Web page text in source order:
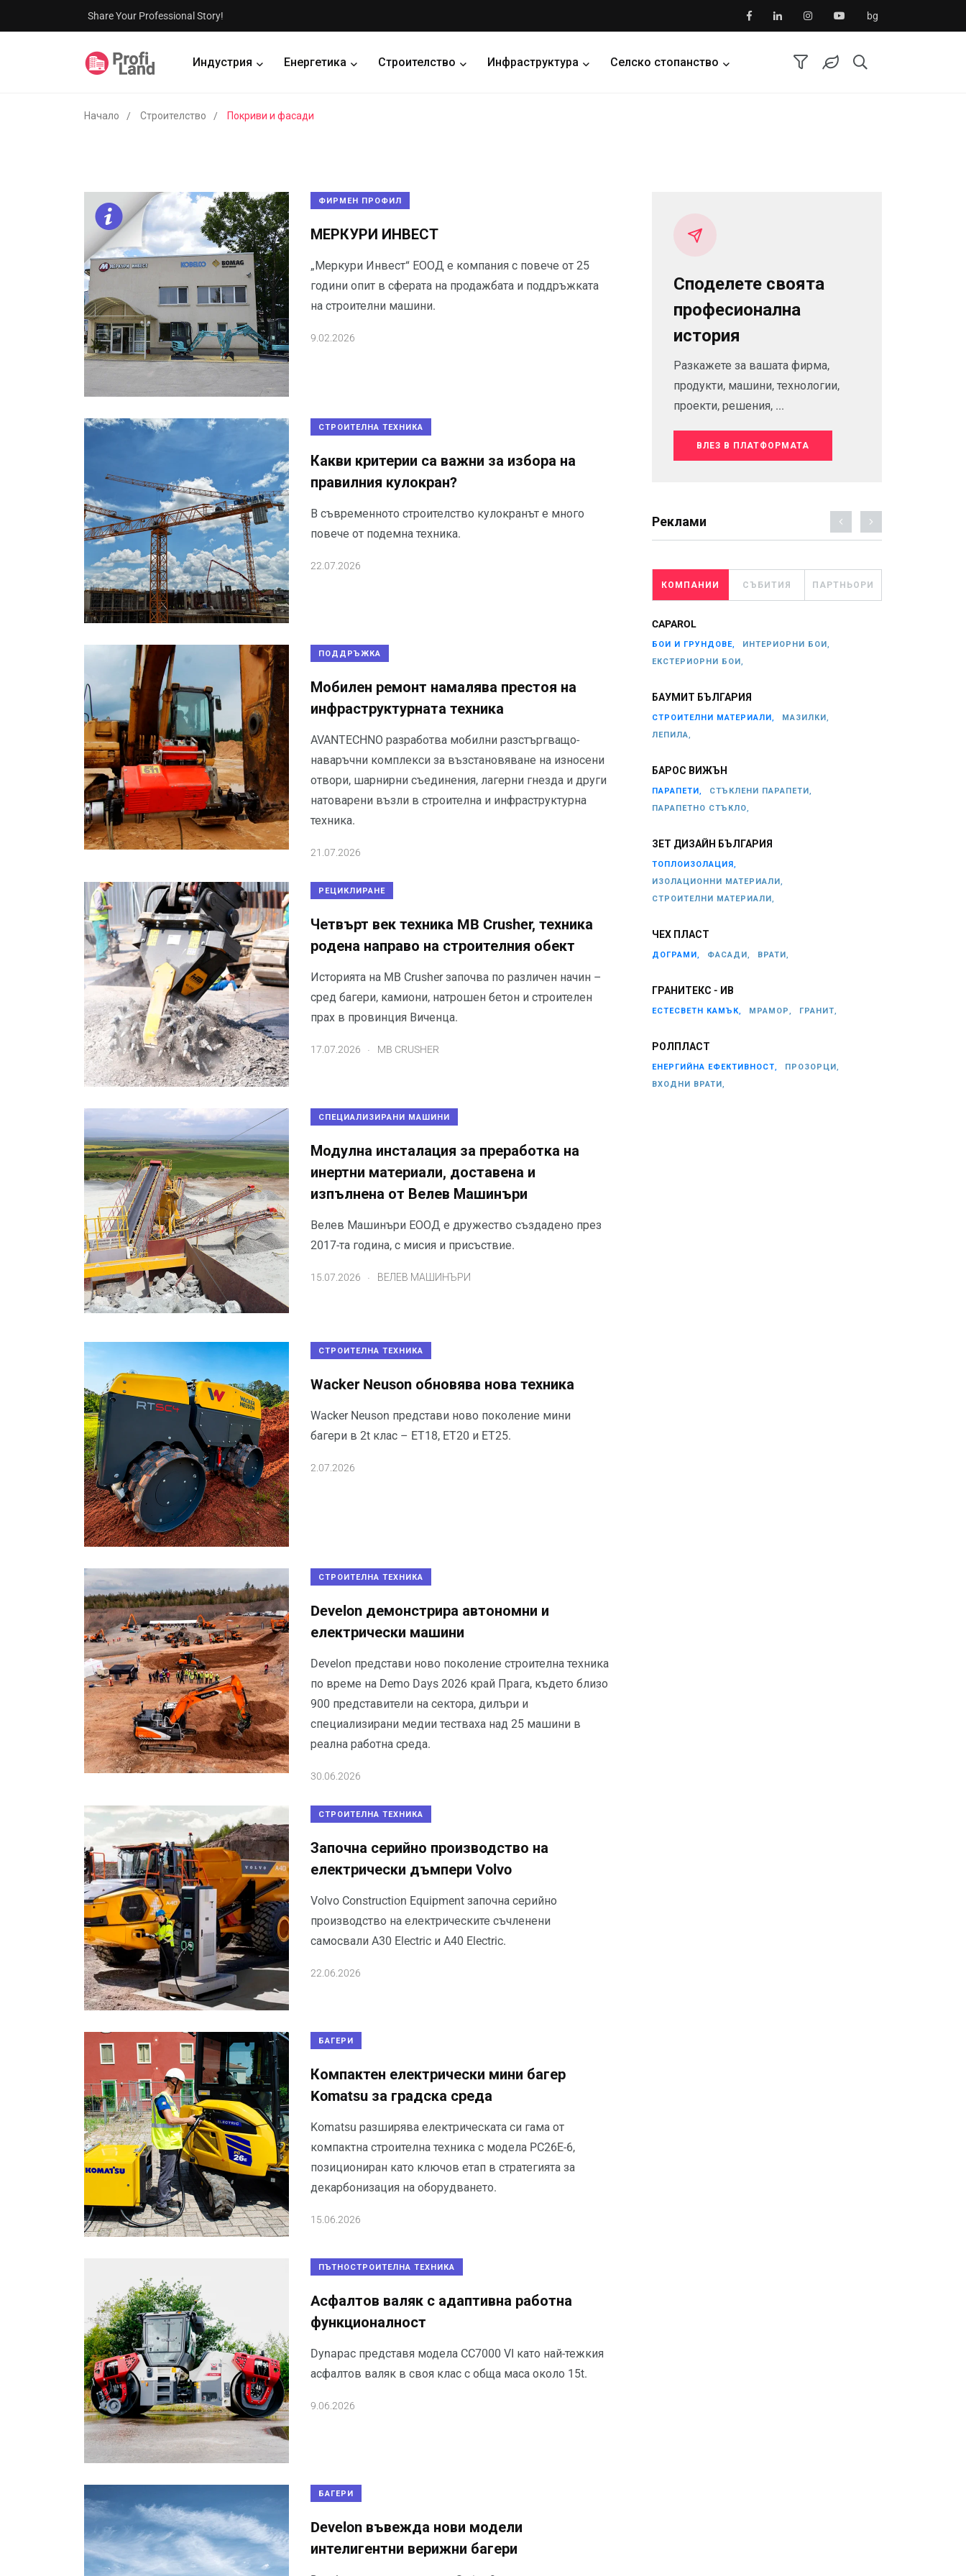
Share Your Professional Story! bg
Индустрия Енергетика Строителство Инфраструктура Селско стопанство
Начало Строителство Покриви и фасади
ФИРМЕН ПРОФИЛ
МЕРКУРИ ИНВЕСТ
„Меркури Инвест“ ЕООД е компания с повече от 25
години опит в сферата на продажбата и поддръжката
на строителни машини.
9.02.2026
СТРОИТЕЛНА ТЕХНИКА
Какви критерии са важни за избора на
правилния кулокран?
В съвременното строителство кулокранът е много
повече от подемна техника.
22.07.2026
ПОДДРЪЖКА
Мобилен ремонт намалява престоя на
инфраструктурната техника
AVANTECHNO разработва мобилни разстъргващо-
наваръчни комплекси за възстановяване на износени
отвори, шарнирни съединения, лагерни гнезда и други
натоварени възли в строителна и инфраструктурна
техника.
21.07.2026
РЕЦИКЛИРАНЕ
Четвърт век техника MB Crusher, техника
родена направо на строителния обект
Историята на MB Crusher започва по различен начин –
сред багери, камиони, натрошен бетон и строителен
прах в провинция Виченца.
17.07.2026 MB CRUSHER
СПЕЦИАЛИЗИРАНИ МАШИНИ
Модулна инсталация за преработка на
инертни материали, доставена и
изпълнена от Велев Машинъри
Велев Машинъри ЕООД е дружество създадено през
2017-та година, с мисия и присъствие.
15.07.2026 ВЕЛЕВ МАШИНЪРИ
СТРОИТЕЛНА ТЕХНИКА
Wacker Neuson обновява нова техника
Wacker Neuson представи ново поколение мини
багери в 2t клас – ET18, ET20 и ET25.
2.07.2026
СТРОИТЕЛНА ТЕХНИКА
Develon демонстрира автономни и
електрически машини
Develon представи ново поколение строителна техника
по време на Demo Days 2026 край Прага, където близо
900 представители на сектора, дилъри и
специализирани медии тестваха над 25 машини в
реална работна среда.
30.06.2026
СТРОИТЕЛНА ТЕХНИКА
Започна серийно производство на
електрически дъмпери Volvo
Volvo Construction Equipment започна серийно
производство на електрическите съчленени
самосвали A30 Electric и A40 Electric.
22.06.2026
БАГЕРИ
Компактен електрически мини багер
Komatsu за градска среда
Komatsu разширява електрическата си гама от
компактна строителна техника с модела PC26E-6,
позициониран като ключов етап в стратегията за
декарбонизация на оборудването.
15.06.2026
ПЪТНОСТРОИТЕЛНА ТЕХНИКА
Aсфалтов валяк с адаптивна работна
функционалност
Dynapac представя модела CC7000 VI като най-тежкия
асфалтов валяк в своя клас с обща маса около 15t.
9.06.2026
БАГЕРИ
Develon въвежда нови модели
интелигентни верижни багери
Споделете своята
професионална
история
Разкажете за вашата фирма,
продукти, машини, технологии,
проекти, решения, ...
ВЛЕЗ В ПЛАТФОРМАТА
Реклами
КОМПАНИИ СЪБИТИЯ ПАРТНЬОРИ
CAPAROL
БОИ И ГРУНДОВЕ,
ИНТЕРИОРНИ БОИ,
ЕКСТЕРИОРНИ БОИ,
БАУМИТ БЪЛГАРИЯ
СТРОИТЕЛНИ МАТЕРИАЛИ,
МАЗИЛКИ,
ЛЕПИЛА,
БАРОС ВИЖЪН
ПАРАПЕТИ,
СТЪКЛЕНИ ПАРАПЕТИ,
ПАРАПЕТНО СТЪКЛО,
ЗЕТ ДИЗАЙН БЪЛГАРИЯ
ТОПЛОИЗОЛАЦИЯ,
ИЗОЛАЦИОННИ МАТЕРИАЛИ,
СТРОИТЕЛНИ МАТЕРИАЛИ,
ЧЕХ ПЛАСТ
ДОГРАМИ, ФАСАДИ, ВРАТИ,
ГРАНИТЕКС - ИВ
ЕСТЕСВЕТН КАМЪК, МРАМОР, ГРАНИТ,
РОЛПЛАСТ
ЕНЕРГИЙНА ЕФЕКТИВНОСТ,
ПРОЗОРЦИ,
ВХОДНИ ВРАТИ,